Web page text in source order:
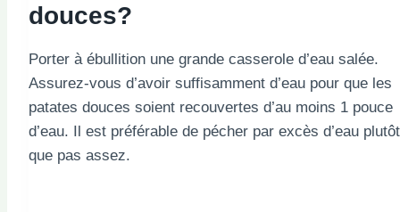
douces?
Porter à ébullition une grande casserole d’eau salée.
Assurez-vous d’avoir suffisamment d’eau pour que les
patates douces soient recouvertes d’au moins 1 pouce
d’eau. Il est préférable de pécher par excès d’eau plutôt
que pas assez.